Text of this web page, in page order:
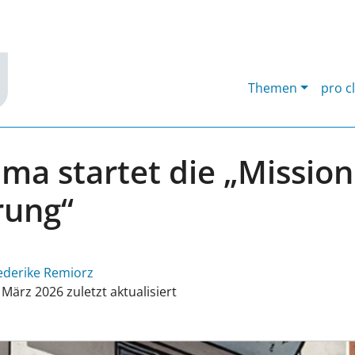
Themen pro
startet die „Mission
Remiorz
März 2026 zuletzt aktualisiert